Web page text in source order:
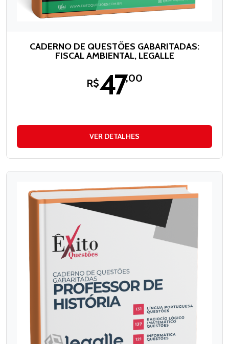
CADERNO DE QUESTÕES GABARITADAS:
FISCAL AMBIENTAL, LEGALLE
R$47,00
VER DETALHES